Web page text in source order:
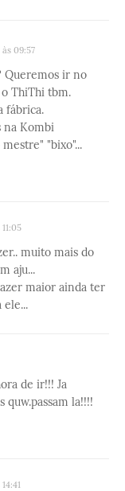
09:57
Queremos ir no
o ThiThi tbm.
fábrica.
na Kombi
"bixo"...
muito mais do
aju...
maior ainda ter
ele...
de ir!!! Ja
quw.passam la!!!!